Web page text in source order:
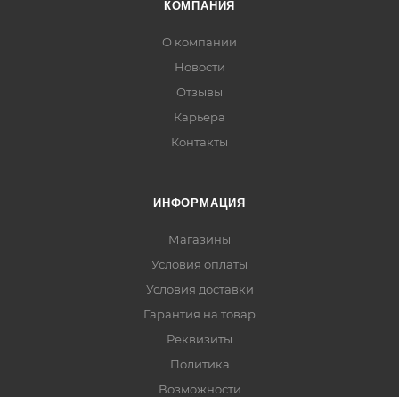
КОМПАНИЯ
О компании
Новости
Отзывы
Карьера
Контакты
ИНФОРМАЦИЯ
Магазины
Условия оплаты
Условия доставки
Гарантия на товар
Реквизиты
Политика
Возможности